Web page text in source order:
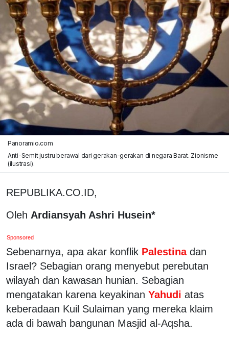
Panoramio.com
Anti-Semit justru berawal dari gerakan-gerakan di negara Barat. Zionisme
(ilustrasi).
REPUBLIKA.CO.ID,
Oleh Ardiansyah Ashri Husein*
Sponsored
Sebenarnya, apa akar konflik Palestina dan
Israel? Sebagian orang menyebut perebutan
wilayah dan kawasan hunian. Sebagian
mengatakan karena keyakinan Yahudi atas
keberadaan Kuil Sulaiman yang mereka klaim
ada di bawah bangunan Masjid al-Aqsha.